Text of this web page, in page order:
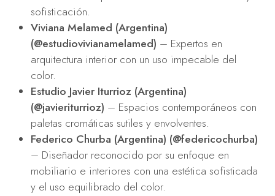
sofisticación.
Viviana Melamed (Argentina)
(@estudiovivianamelamed) – Expertos en
arquitectura interior con un uso impecable del
color.
Estudio Javier Iturrioz (Argentina)
(@javieriturrioz) – Espacios contemporáneos con
paletas cromáticas sutiles y envolventes.
Federico Churba (Argentina) (@federicochurba)
– Diseñador reconocido por su enfoque en
mobiliario e interiores con una estética sofisticada
y el uso equilibrado del color.